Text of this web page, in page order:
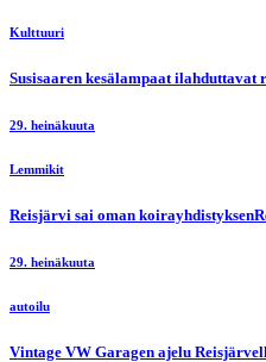
Kulttuuri
Susisaaren kesälampaat ilahduttavat
29. heinäkuuta
Lemmikit
Reisjärvi sai oman
29. heinäkuuta
autoilu
Vintage VW Garagen ajelu